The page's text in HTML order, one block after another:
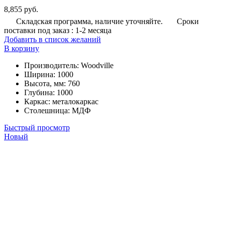
8,855 руб.
Складская программа, наличие уточняйте.
Сроки
поставки под заказ : 1-2 месяца
Добавить в список желаний
В корзину
Производитель: Woodville
Ширина: 1000
Высота, мм: 760
Глубина: 1000
Каркас: металокаркас
Столешница: МДФ
Быстрый просмотр
Новый